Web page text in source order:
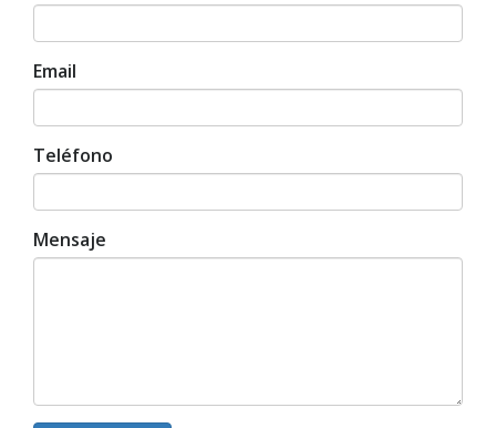
Email
Teléfono
Mensaje